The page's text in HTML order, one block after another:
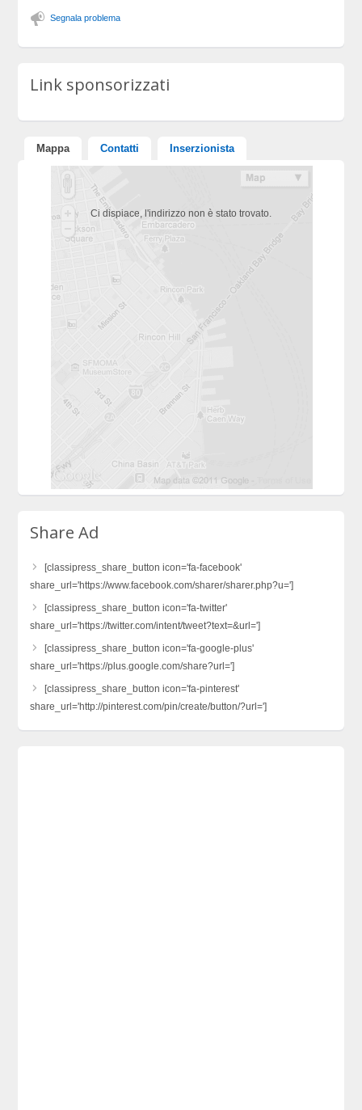
Segnala problema
Link sponsorizzati
Mappa Contatti Inserzionista
Ci dispiace, l'indirizzo non è stato trovato.
Share Ad
[classipress_share_button icon='fa-facebook'
share_url='https://www.facebook.com/sharer/sharer.php?u=']
[classipress_share_button icon='fa-twitter'
share_url='https://twitter.com/intent/tweet?text=&url=']
[classipress_share_button icon='fa-google-plus'
share_url='https://plus.google.com/share?url=']
[classipress_share_button icon='fa-pinterest'
share_url='http://pinterest.com/pin/create/button/?url=']